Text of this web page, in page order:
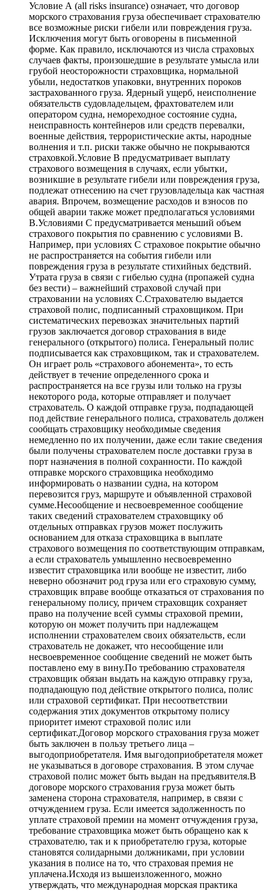
Условие А (all risks insurance) означает, что договор
морского страхования груза обеспечивает страхователю
все возможные риски гибели или повреждения груза.
Исключения могут быть оговорены в письменной
форме. Как правило, исключаются из числа страховых
случаев факты, произошедшие в результате умысла или
грубой неосторожности страховщика, нормальной
убыли, недостатков упаковки, внутренних пороков
застрахованного груза. Ядерный ущерб, неисполнение
обязательств судовладельцем, фрахтователем или
оператором судна, немореходное состояние судна,
неисправность контейнеров или средств перевалки,
военные действия, террористические акты, народные
волнения и т.п. риски также обычно не покрываются
страховкой.Условие В предусматривает выплату
страхового возмещения в случаях, если убытки,
возникшие в результате гибели или повреждения груза,
подлежат отнесению на счет грузовладельца как частная
авария. Впрочем, возмещение расходов и взносов по
общей аварии также может предполагаться условиями
В.Условиями С предусматривается меньший объем
страхового покрытия по сравнению с условиями В.
Например, при условиях С страховое покрытие обычно
не распространяется на события гибели или
повреждения груза в результате стихийных бедствий.
Утрата груза в связи с гибелью судна (пропажей судна
без вести) – важнейший страховой случай при
страховании на условиях С.Страхователю выдается
страховой полис, подписанный страховщиком. При
систематических перевозках значительных партий
грузов заключается договор страхования в виде
генерального (открытого) полиса. Генеральный полис
подписывается как страховщиком, так и страхователем.
Он играет роль «страхового абонемента», то есть
действует в течение определенного срока и
распространяется на все грузы или только на грузы
некоторого рода, которые отправляет и получает
страхователь. О каждой отправке груза, подпадающей
под действие генерального полиса, страхователь должен
сообщать страховщику необходимые сведения
немедленно по их получении, даже если такие сведения
были получены страхователем после доставки груза в
порт назначения в полной сохранности. По каждой
отправке морского страховщика необходимо
информировать о названии судна, на котором
перевозится груз, маршруте и объявленной страховой
сумме.Несообщение и несвоевременное сообщение
таких сведений страхователем страховщику об
отдельных отправках грузов может послужить
основанием для отказа страховщика в выплате
страхового возмещения по соответствующим отправкам,
а если страхователь умышленно несвоевременно
известит страховщика или вообще не известит, либо
неверно обозначит род груза или его страховую сумму,
страховщик вправе вообще отказаться от страхования по
генеральному полису, причем страховщик сохраняет
право на получение всей суммы страховой премии,
которую он может получить при надлежащем
исполнении страхователем своих обязательств, если
страхователь не докажет, что несообщение или
несвоевременное сообщение сведений не может быть
поставлено ему в вину.По требованию страхователя
страховщик обязан выдать на каждую отправку груза,
подпадающую под действие открытого полиса, полис
или страховой сертификат. При несоответствии
содержания этих документов открытому полису
приоритет имеют страховой полис или
сертификат.Договор морского страхования груза может
быть заключен в пользу третьего лица –
выгодоприобретателя. Имя выгодоприобретателя может
не указываться в договоре страхования. В этом случае
страховой полис может быть выдан на предъявителя.В
договоре морского страхования груза может быть
заменена сторона страхователя, например, в связи с
отчуждением груза. Если имеется задолженность по
уплате страховой премии на момент отчуждения груза,
требование страховщика может быть обращено как к
страхователю, так и к приобретателю груза, которые
становятся солидарными должниками, при условии
указания в полисе на то, что страховая премия не
уплачена.Исходя из вышеизложенного, можно
утверждать, что международная морская практика